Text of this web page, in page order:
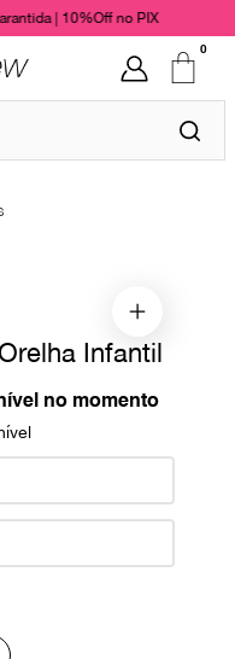
| 10%Off no PIX
0
Infantil
no momento